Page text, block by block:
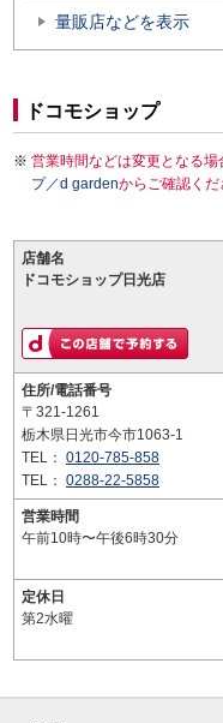
量販店などを表示
ドコモショップ
営業時間などは変更となる
プ／d gardenからご確認くだ
店舗名
ドコモショップ日光店
住所/電話番号
〒321-1261
栃木県日光市今市1063-1
TEL： 0120-785-858
TEL： 0288-22-5858
営業時間
午前10時〜午後6時30分
定休日
第2水曜